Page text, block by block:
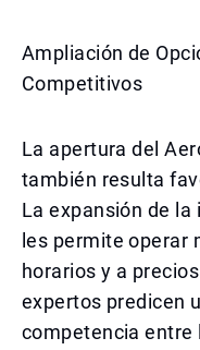
Ampliación de
Competitivos
La apertura del
también resulta
La expansión de
les permite operar
horarios y a
expertos predicen
competencia entre